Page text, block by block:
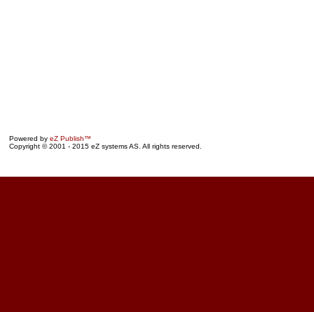
Powered by eZ Publish™
Copyright © 2001 - 2015 eZ systems AS. All rights reserved.